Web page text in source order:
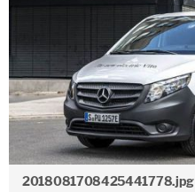
2018081708425441778.jpg